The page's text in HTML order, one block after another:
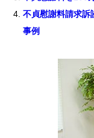
不貞慰謝料請求訴
事例